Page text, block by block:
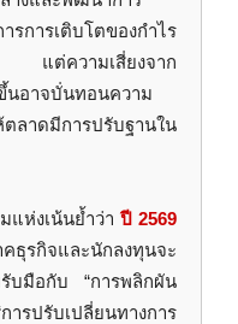
การเติบโตของกำไร
แต่ความเสี่ยงจาก
นอาจบั่นทอนความ
ลาดมีการปรับฐานใน
แห่งเน้นย้ำว่า ปี 2569
ธุรกิจและนักลงทุนจะ
บมือกับ “การพลิกผัน
ารปรับเปลี่ยนทางการ